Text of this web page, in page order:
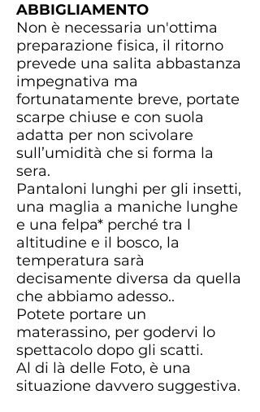
ABBIGLIAMENTO
Non è necessaria un'ottima
preparazione fisica, il ritorno
prevede una salita abbastanza
impegnativa ma
fortunatamente breve, portate
scarpe chiuse e con suola
adatta per non scivolare
sull’umidità che si forma la
sera.
Pantaloni lunghi per gli insetti,
una maglia a maniche lunghe
e una felpa* perché tra l
altitudine e il bosco, la
temperatura sarà
decisamente diversa da quella
che abbiamo adesso..
Potete portare un
materassino, per godervi lo
spettacolo dopo gli scatti.
Al di là delle Foto, è una
situazione davvero suggestiva.